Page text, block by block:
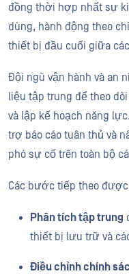
đồng thời hợp nhất sự
dùng, hành động theo
thiết bị đầu cuối giữa
Đội ngũ vận hành và an
liệu tập trung để theo
và lập kế hoạch năng
trợ báo cáo tuân thủ và
phó sự cố trên toàn bộ
Các bước tiếp theo
Phân tích tập trung
thiết bị lưu trữ và
Điều chỉnh chính